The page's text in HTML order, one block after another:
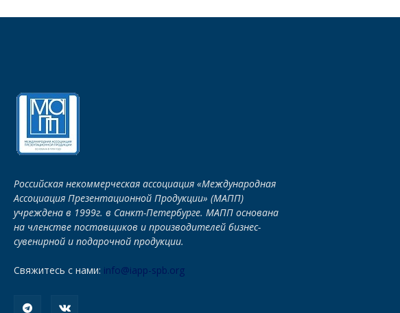
Российская некоммерческая ассоциация «Международная
Ассоциация Презентационной Продукции» (МАПП)
учреждена в 1999г. в Санкт-Петербурге. МАПП основана
на членстве поставщиков и производителей бизнес-
сувенирной и подарочной продукции.
Свяжитесь с нами: info@iapp-spb.org